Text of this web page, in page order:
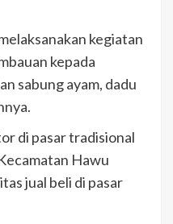
kegiatan
kepada
sabung ayam, dadu
di pasar tradisional
Hawu
jual beli di pasar